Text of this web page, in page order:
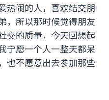
热闹的人，喜欢结交朋
，所以那时候觉得朋友
交的质量，今天回想起
宁愿一个人一整天都呆
也不愿意出去参加那些